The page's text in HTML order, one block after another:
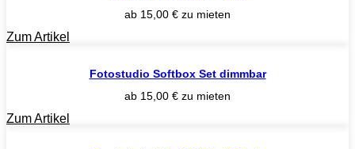
ab 15,00 € zu mieten
Zum Artikel
Fotostudio Softbox Set dimmbar
ab 15,00 € zu mieten
Zum Artikel